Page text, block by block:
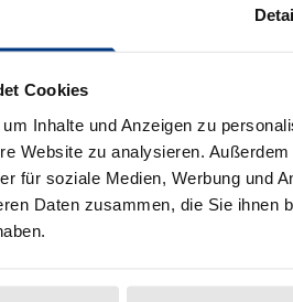
Cookies
Inhalte und Anzeigen zu
Website zu analysieren.
für soziale Medien, Werbung und
Daten zusammen, die Sie ihnen
In den Warenkorb
die fabrikmäßige
zeigt dieses Buch eine